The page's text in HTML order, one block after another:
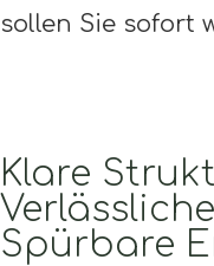
sollen Sie sofort
Klare
Spürbare